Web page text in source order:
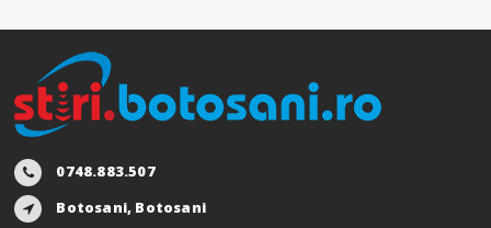
0748.883.507
Botosani, Botosani